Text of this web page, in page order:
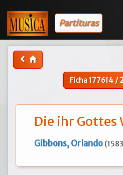
Partituras
Ficha177614/
Die ihr
Gibbons, Orlando